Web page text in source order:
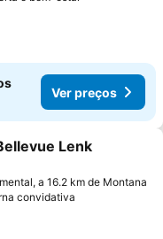
Ver preços
aos favoritos
Lenk
a 16.2 km de Montana
convidativa